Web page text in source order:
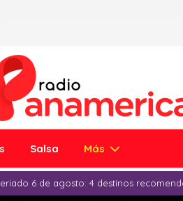
Salsa Más
6 de agosto: 4 destinos